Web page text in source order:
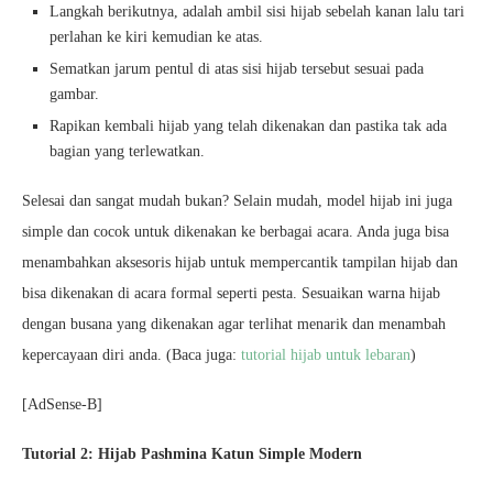
Langkah berikutnya, adalah ambil sisi hijab sebelah kanan lalu tari
perlahan ke kiri kemudian ke atas.
Sematkan jarum pentul di atas sisi hijab tersebut sesuai pada
gambar.
Rapikan kembali hijab yang telah dikenakan dan pastika tak ada
bagian yang terlewatkan.
Selesai dan sangat mudah bukan? Selain mudah, model hijab ini juga
simple dan cocok untuk dikenakan ke berbagai acara. Anda juga bisa
menambahkan aksesoris hijab untuk mempercantik tampilan hijab dan
bisa dikenakan di acara formal seperti pesta. Sesuaikan warna hijab
dengan busana yang dikenakan agar terlihat menarik dan menambah
kepercayaan diri anda. (Baca juga: tutorial hijab untuk lebaran)
[AdSense-B]
Tutorial 2: Hijab Pashmina Katun Simple Modern